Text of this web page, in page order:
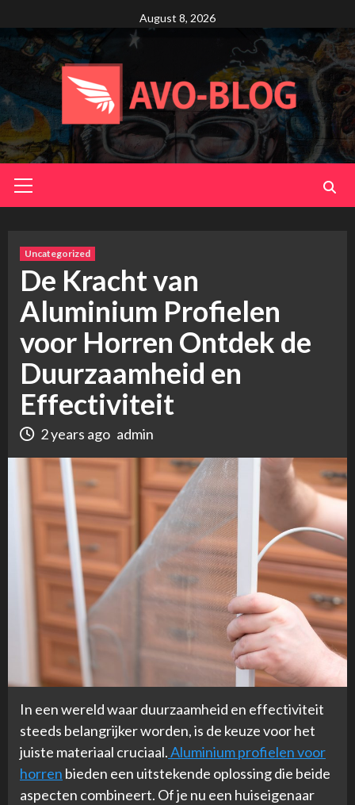
to
content
August 8, 2026
Menu
Uncategorized
De Kracht van
Aluminium Profielen
voor Horren Ontdek de
Duurzaamheid en
Effectiviteit
2 years ago admin
In een wereld waar duurzaamheid en effectiviteit
steeds belangrijker worden, is de keuze voor het
juiste materiaal cruciaal.Aluminium profielen voor
horren bieden een uitstekende oplossing die beide
aspecten combineert. Of je nu een huiseigenaar